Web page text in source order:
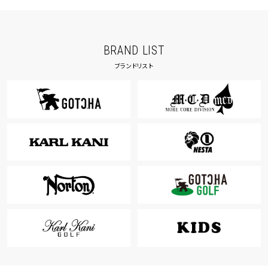
BRAND LIST
ブランドリスト